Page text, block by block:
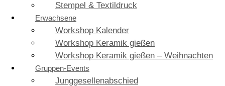
Stempel & Textildruck
Erwachsene
Workshop Kalender
Workshop Keramik gießen
Workshop Keramik gießen – Weihnachten
Gruppen-Events
Junggesellenabschied